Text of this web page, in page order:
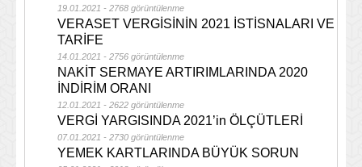
19.01.2021 - 2768 görüntülenme
VERASET VERGİSİNİN 2021 İSTİSNALARI VE
TARİFE
14.01.2021 - 2756 görüntülenme
NAKİT SERMAYE ARTIRIMLARINDA 2020
İNDİRİM ORANI
12.01.2021 - 2622 görüntülenme
VERGİ YARGISINDA 2021’in ÖLÇÜTLERİ
07.01.2021 - 2730 görüntülenme
YEMEK KARTLARINDA BÜYÜK SORUN